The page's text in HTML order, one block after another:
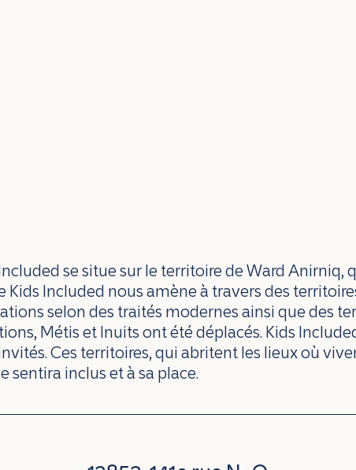
se situe sur le territoire de Ward
Included nous amène à travers des
selon des traités modernes ainsi que des
Métis et Inuits ont été déplacés. Kids
Ces territoires, qui abritent les lieux où
sentira inclus et à sa place.